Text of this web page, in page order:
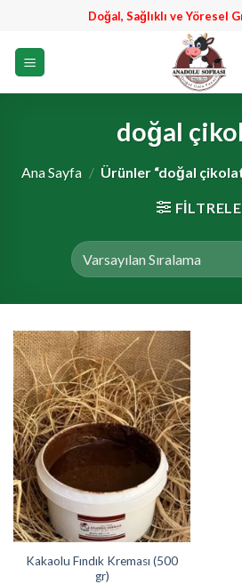
Doğal, Sağlıklı ve Yöresel
doğal
Ana Sayfa / Ürünler “doğal
FILTRELE
Kakaolu Fındık Kreması (500
gr)